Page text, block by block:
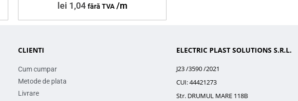
lei 1,04 fără TVA /m
CLIENTI
Cum cumpar
Metode de plata
Livrare
ELECTRIC PLAST SOLUTIONS S.R.L.
J23 /3590 /2021
CUI: 44421273
Str. DRUMUL MARE 118B